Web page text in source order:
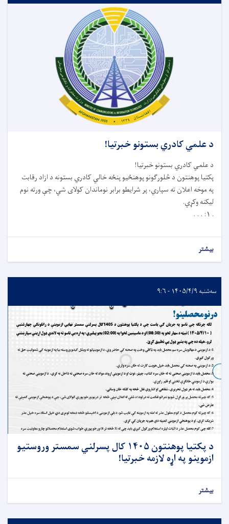
د علمي کادري بستونو خبرتیا!
د علمي کادري بستونو خبرتیا!
پکتیا پوهنتون د څلورګونو پوهنځیو پنځه خالي کادري بستونه د ازاد رقابت
په موخه اعلان ته سپاري، پر شرایطو برابر نوماندان کولای شي، چې ورته نوم
لیکنه وکړي.
. ۱: . . .
بیشتر
سه‌شنبه ۱۴۰۵/۴/۹ - ۹:۶
د پکتیا پوهنتون ۱۴۰۵ کال پسرلني سمستر وروستیو
ازموینو په اړه لازمه خبرتیا!
بیشتر